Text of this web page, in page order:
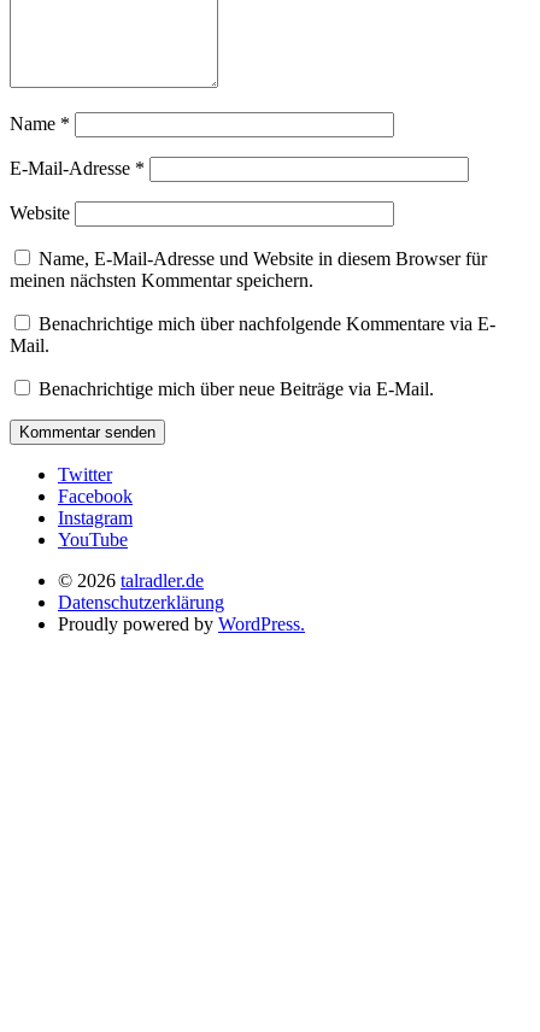
Name *
E-Mail-Adresse *
Website
Name, E-Mail-Adresse und Website in diesem Browser für
meinen nächsten Kommentar speichern.
Benachrichtige mich über nachfolgende Kommentare via E-
Mail.
Benachrichtige mich über neue Beiträge via E-Mail.
Twitter
Facebook
Instagram
YouTube
© 2026 talradler.de
Datenschutzerklärung
Proudly powered by WordPress.